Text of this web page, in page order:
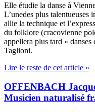
Elle étudie la danse à
L’unedes plus talentueuses
allie la technique et
du folklore (cracovienne
appellera plus tard «
Taglioni.
Lire le reste de cet article »
OFFENBACH
Musicien naturalisé